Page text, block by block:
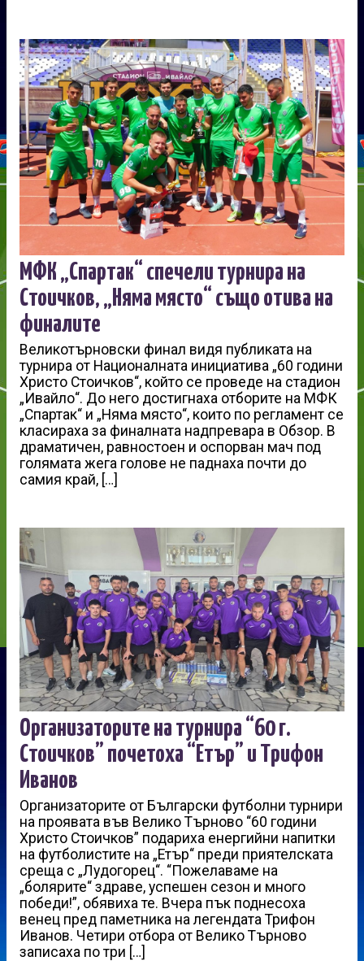
МФК „Спартак“ спечели турнира на
Стоичков, „Няма място“ също отива на
финалите
Великотърновски финал видя публиката на
турнира от Националната инициатива „60 години
Христо Стоичков“, който се проведе на стадион
„Ивайло“. До него достигнаха отборите на МФК
„Спартак“ и „Няма място“, които по регламент се
класираха за финалната надпревара в Обзор. В
драматичен, равностоен и оспорван мач под
голямата жега голове не паднаха почти до
самия край, […]
Организаторите на турнира “60 г.
Стоичков” почетоха “Етър” и Трифон
Иванов
Организаторите от Български футболни турнири
на проявата във Велико Търново “60 години
Христо Стоичков” подариха енергийни напитки
на футболистите на „Етър“ преди приятелската
среща с „Лудогорец“. “Пожелаваме на
„болярите“ здраве, успешен сезон и много
победи!”, обявиха те. Вчера пък поднесоха
венец пред паметника на легендата Трифон
Иванов. Четири отбора от Велико Търново
записаха по три […]